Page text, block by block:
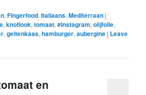
,Fingerfood,Italiaans,Mediterraan |
,knoflook,tomaat,#Instagram,olijfolie,
,geitenkaas,hamburger,aubergine | Leave
en